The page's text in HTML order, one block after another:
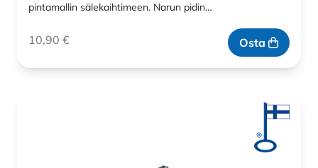
pintamallin sälekaihtimeen. Narun pidin…
10,90 € Osta